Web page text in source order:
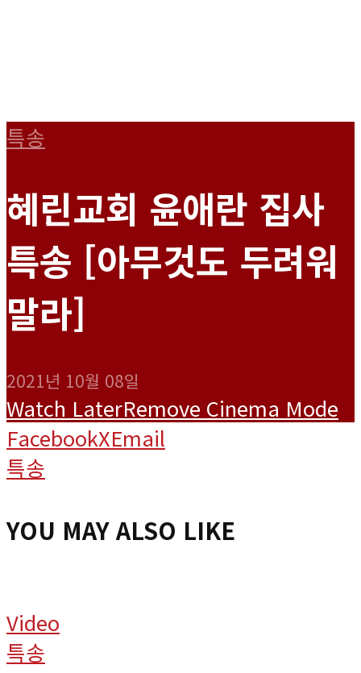
특송
혜린교회 윤애란 집사
특송 [아무것도 두려워
말라]
2021년 10월 08일
Watch LaterRemove Cinema Mode
FacebookXEmail
특송
YOU MAY ALSO LIKE
Video
특송